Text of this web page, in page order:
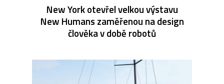
New York otevřel velkou výstavu
New Humans zaměřenou na design
člověka v době robotů